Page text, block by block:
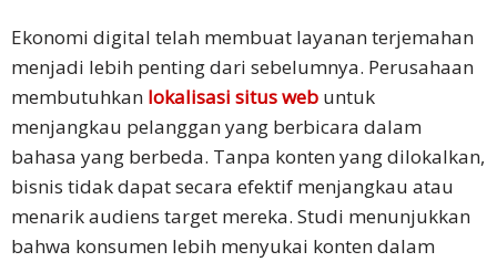
Ekonomi digital telah membuat layanan terjemahan
menjadi lebih penting dari sebelumnya. Perusahaan
membutuhkan lokalisasi situs web untuk
menjangkau pelanggan yang berbicara dalam
bahasa yang berbeda. Tanpa konten yang dilokalkan,
bisnis tidak dapat secara efektif menjangkau atau
menarik audiens target mereka. Studi menunjukkan
bahwa konsumen lebih menyukai konten dalam
Bahasa
Vietnam
Tamil
Bahasa